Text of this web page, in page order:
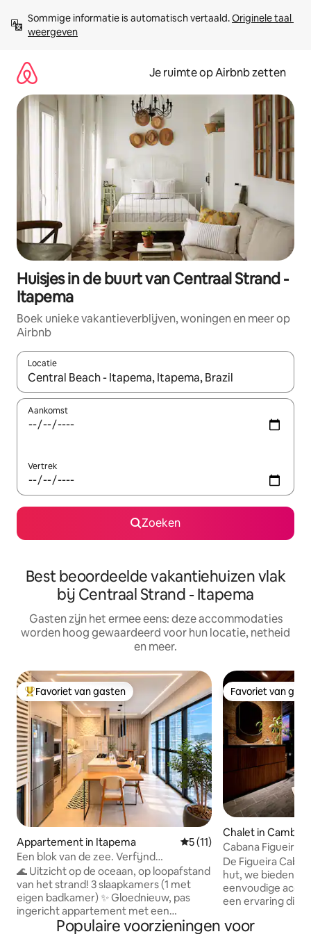
direct
naar
Sommige informatie is automatisch vertaald. Originele taal
weergeven
Je ruimte op Airbnb zetten
Huisjes in de buurt van Centraal Strand -
Itapema
Boek unieke vakantieverblijven, woningen en meer op
Airbnb
Locatie
Wanneer er suggesties beschikbaar zijn, maak je een keuze
Aankomst
Vertrek
Zoeken
Best beoordeelde vakantiehuizen vlak
bij Centraal Strand - Itapema
Gasten zijn het ermee eens: deze accommodaties
worden hoog gewaardeerd voor hun locatie, netheid
en meer.
Topfavoriet van gasten
Favoriet van gasten
Appartement in Itapema Gemiddelde beoordeling
5 (11)
Een blok van de zee. Verfijnd
appartement met nieuwe meubels.
🌊 Uitzicht op de oceaan, op loopafstand
van het strand! 3 slaapkamers (1 met
eigen badkamer) ✨ Gloednieuw, pas
ingericht appartement met een
hoogwaardige afwerking 📍 Toplocatie in
Favoriet van
Favoriet van
Chalet in
Cabana Figueira
De Figueira
hut, we bieden
eenvoudige
een ervaring die
doordacht om de
Populaire voorzieningen voor